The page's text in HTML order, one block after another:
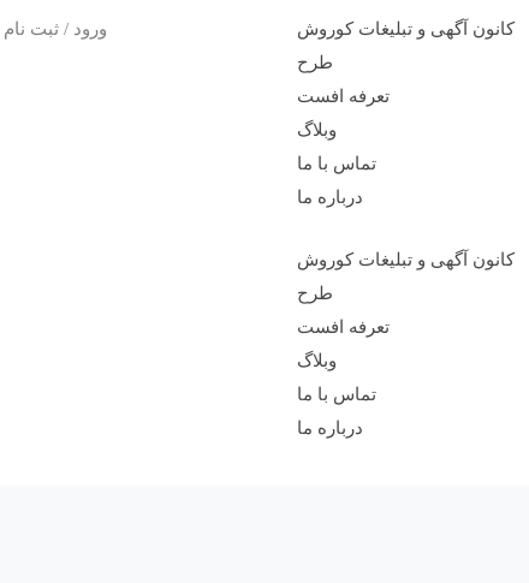
کانون آگهی و تبلیغات کوروش
طرح
تعرفه افست
وبلاگ
تماس با ما
درباره ما
کانون آگهی و تبلیغات کوروش
طرح
تعرفه افست
وبلاگ
تماس با ما
درباره ما
ورود / ثبت نام